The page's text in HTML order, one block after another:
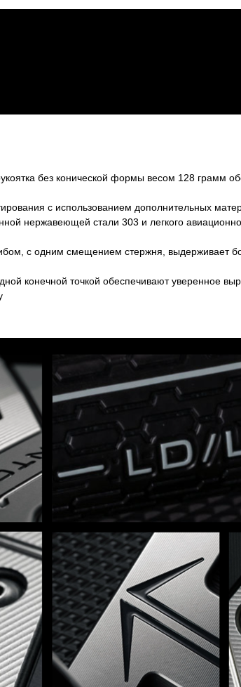
без конической формы весом 128 грамм
с использованием дополнительных
нержавеющей стали 303 и легкого
с одним смещением стержня, выдерживает
конечной точкой обеспечивают уверенное